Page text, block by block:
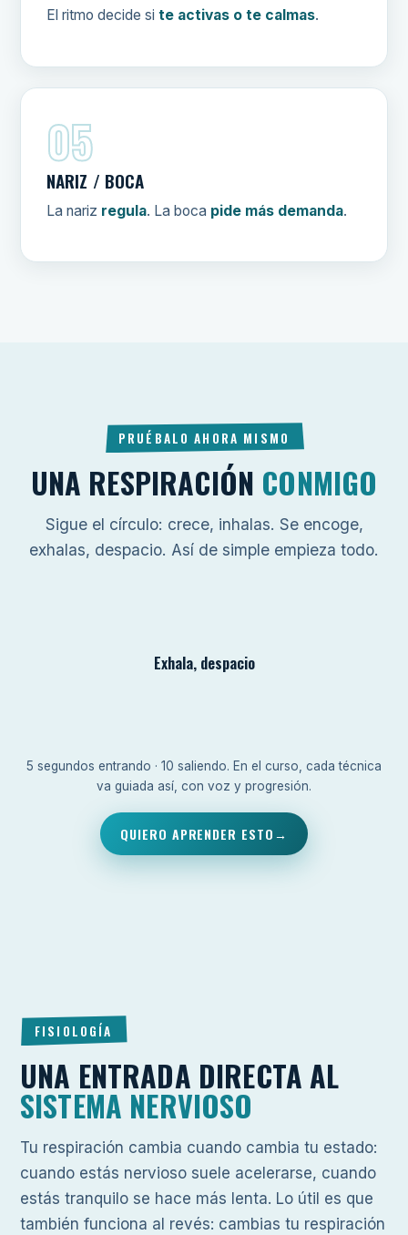
El ritmo decide si te activas o te calmas.
05
NARIZ / BOCA
La nariz regula. La boca pide más demanda.
PRUÉBALO AHORA MISMO
UNA RESPIRACIÓN CONMIGO
Sigue el círculo: crece, inhalas. Se encoge,
exhalas, despacio. Así de simple empieza todo.
Exhala, despacio
5 segundos entrando · 10 saliendo. En el curso, cada técnica
va guiada así, con voz y progresión.
QUIERO APRENDER ESTO
FISIOLOGÍA
UNA ENTRADA DIRECTA AL
SISTEMA NERVIOSO
Tu respiración cambia cuando cambia tu estado:
cuando estás nervioso suele acelerarse, cuando
estás tranquilo se hace más lenta. Lo útil es que
también funciona al revés: cambias tu respiración